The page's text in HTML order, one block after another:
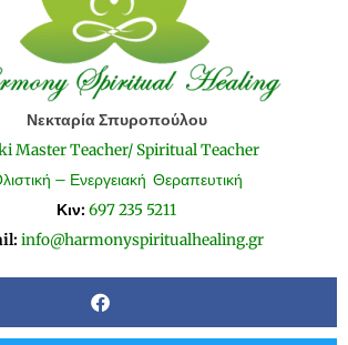
Νεκταρία Σπυροπούλου
Master Teacher/ Spiritual Teacher
– Ενεργειακή Θεραπευτική
Κιν: 697 235 5211
info@harmonyspiritualhealing.gr